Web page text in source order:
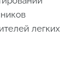
легких